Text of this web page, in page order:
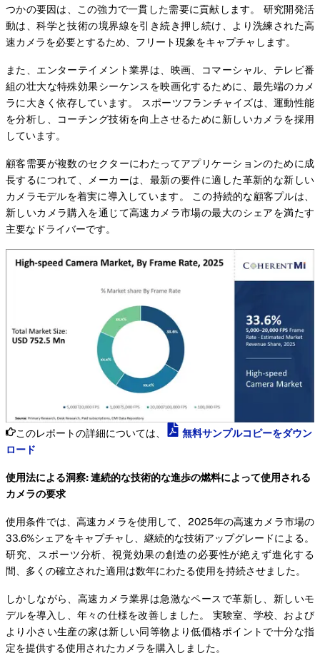
つかの要因は、この強力で一貫した需要に貢献します。 研究開発活
動は、科学と技術の境界線を引き続き押し続け、より洗練された高
速カメラを必要とするため、フリート現象をキャプチャします。
また、エンターテイメント業界は、映画、コマーシャル、テレビ番
組の壮大な特殊効果シーケンスを映画化するために、最先端のカメ
ラに大きく依存しています。 スポーツフランチャイズは、運動性能
を分析し、コーチング技術を向上させるために新しいカメラを採用
しています。
顧客需要が複数のセクターにわたってアプリケーションのために成
長するにつれて、メーカーは、最新の要件に適した革新的な新しい
カメラモデルを着実に導入しています。 この持続的な顧客プルは、
新しいカメラ購入を通じて高速カメラ市場の最大のシェアを満たす
主要なドライバーです。
このレポートの詳細については、
無料サンプルコピーをダウン
ロード
使用法による洞察: 連続的な技術的な進歩の燃料によって使用される
カメラの要求
使用条件では、高速カメラを使用して、2025年の高速カメラ市場の
33.6%シェアをキャプチャし、継続的な技術アップグレードによる。
研究、スポーツ分析、視覚効果の創造の必要性が絶えず進化する
間、多くの確立された適用は数年にわたる使用を持続させました。
しかしながら、高速カメラ業界は急激なペースで革新し、新しいモ
デルを導入し、年々の仕様を改善しました。 実験室、学校、および
より小さい生産の家は新しい同等物より低価格ポイントで十分な指
定を提供する使用されたカメラを購入しました。